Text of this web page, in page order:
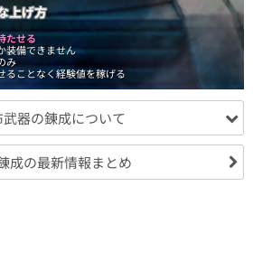
上げ方
たせる
装備できません
み
ことなく経験値を稼げる
器の錬成について
成の最新情報まとめ